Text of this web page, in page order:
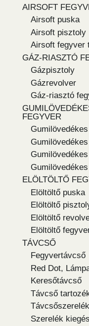
AIRSOFT
Airsoft puska
Airsoft pisztoly
Airsoft fegyver
GÁZ-RIASZTÓ
Gázpisztoly
Gázrevolver
Gáz-riasztó
FEGYVER
ELÖLTÖLTŐ
Elöltöltő puska
Elöltöltő
Elöltöltő
Elöltöltő
TÁVCSŐ
Fegyvertávcső
Red Dot,
Keresőtávcső
Távcső
Távcsőszerelék
Szerelék